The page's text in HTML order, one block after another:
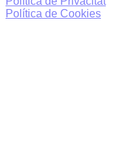
Política de Cookies